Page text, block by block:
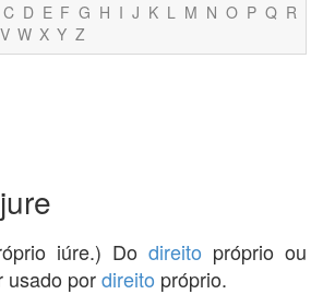
C D E F G H I J K L M N O P Q R
V W X Y Z
iúre.) Do direito próprio ou
usado pordireito próprio.